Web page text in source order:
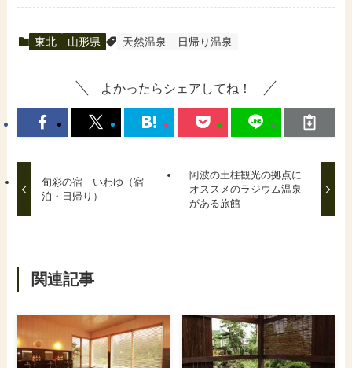
東北 山形県 天然温泉 日帰り温泉
よかったらシェアしてね！
旬彩の宿 いわゆ（宿
泊・日帰り）
阿波の土柱観光の拠点に
オススメのラジウム温泉
がある旅館
関連記事